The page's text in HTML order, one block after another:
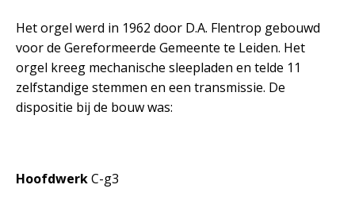
Het orgel werd in 1962 door D.A. Flentrop gebouwd
voor de Gereformeerde Gemeente te Leiden. Het
orgel kreeg mechanische sleepladen en telde 11
zelfstandige stemmen en een transmissie. De
dispositie bij de bouw was:
HoofdwerkC-g3